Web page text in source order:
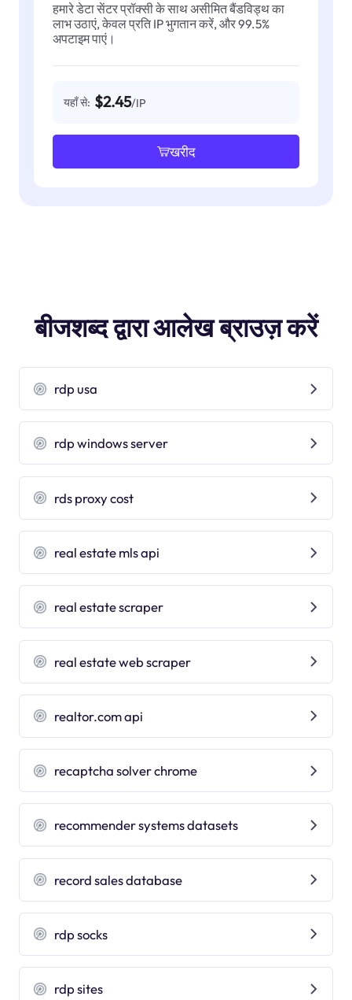
हमारे डेटा सेंटर प्रॉक्सी के साथ असीमित बैंडविड्थ का
लाभ उठाएं, केवल प्रति IP भुगतान करें, और 99.5%
अपटाइम पाएं।
यहाँ से: $2.45/IP
खरीद
बीजशब्द द्वारा आलेख ब्राउज़ करें
rdp usa
rdp windows server
rds proxy cost
real estate mls api
real estate scraper
real estate web scraper
realtor.com api
recaptcha solver chrome
recommender systems datasets
record sales database
rdp socks
rdp sites